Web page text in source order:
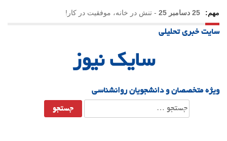
مهم: 25 دسامبر 25 - تنش در خانه، موفقیت در کار!
23 دسامبر 25
-یلدا؛ نماد تاب‌آوری اجتماعی در روزگار دشوار
سایت خبری تحلیلی
سایک نیوز
ویژه متخصصان و دانشجویان روانشناسی
جستجو
برای: